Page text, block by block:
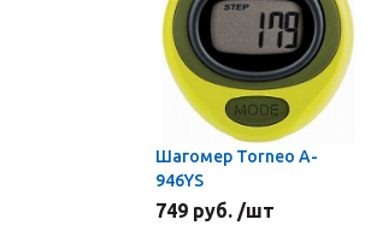
Шагомер Torneo A-
946YS
749 руб. /шт